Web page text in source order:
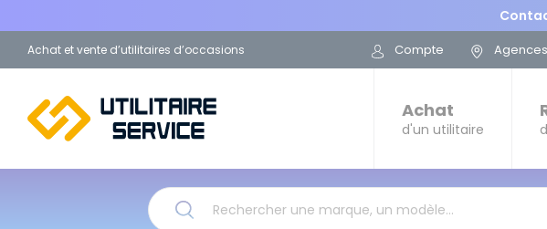
Achat et vente d’utilitaires d’occasions Compte Agences
Achat
d'un utilitaire
Rechercher une marque, un modèle…